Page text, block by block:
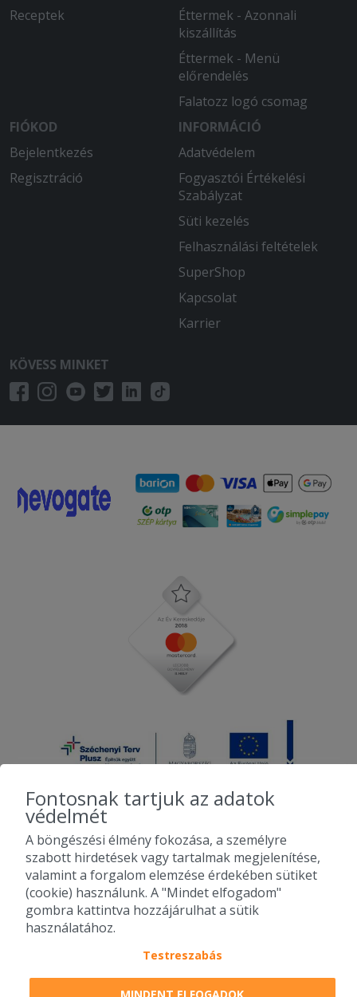
Receptek
Éttermek - Azonnali
kiszállítás
Éttermek - Menü
előrendelés
Falatozz logó csomag
FIÓKOD
Bejelentkezés
Regisztráció
INFORMÁCIÓ
Adatvédelem
Fogyasztói Értékelési
Szabályzat
Süti kezelés
Felhasználási feltételek
SuperShop
Kapcsolat
Karrier
KÖVESS MINKET
2010-2026 Copyright - Falatozz.hu - Diston-line Kft.
Pizza, gyros, hamburger, menük kedvező áron, egy helyen az összes
étterem ajánlata.
Fontosnak tartjuk az adatok
védelmét
A böngészési élmény fokozása, a személyre
szabott hirdetések vagy tartalmak megjelenítése,
valamint a forgalom elemzése érdekében sütiket
(cookie) használunk. A "Mindet elfogadom"
gombra kattintva hozzájárulhat a sütik
használatához.
Testreszabás